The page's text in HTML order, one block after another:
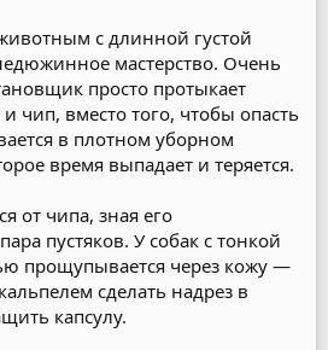
с длинной густой
мастерство. Очень
просто протыкает
чип, вместо того, чтобы опасть
в плотном уборном
время выпадает и теряется.
от чипа, зная его
пустяков. У собак с тонкой
прощупывается через кожу —
сделать надрез в
капсулу.